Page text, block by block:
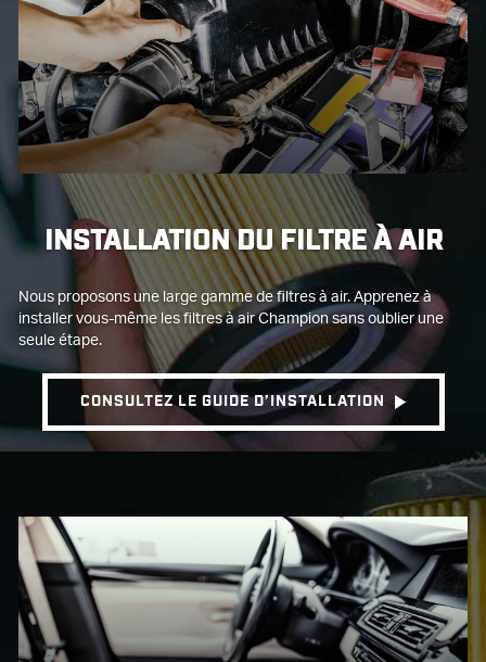
INSTALLATION DU FILTRE À AIR
Nous proposons une large gamme de filtres à air. Apprenez à
installer vous-même les filtres à air Champion sans oublier une
seule étape.
CONSULTEZ LE GUIDE D’INSTALLATION